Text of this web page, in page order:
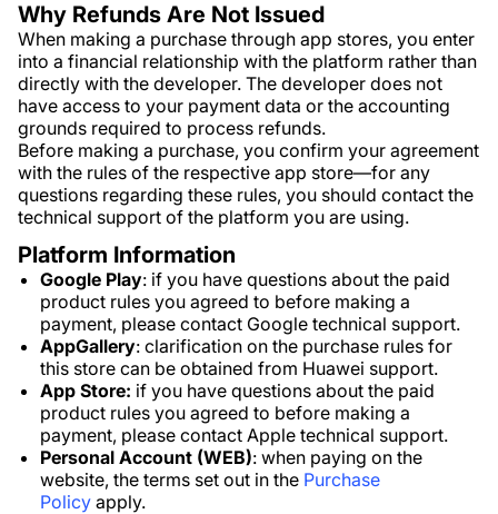
Why Refunds Are Not Issued
When making a purchase through app stores, you enter
into a financial relationship with the platform rather than
directly with the developer. The developer does not
have access to your payment data or the accounting
grounds required to process refunds.
Before making a purchase, you confirm your agreement
with the rules of the respective app store—for any
questions regarding these rules, you should contact the
technical support of the platform you are using.
Platform Information
Google Play: if you have questions about the paid
product rules you agreed to before making a
payment, please contact Google technical support.
AppGallery: clarification on the purchase rules for
this store can be obtained from Huawei support.
App Store: if you have questions about the paid
product rules you agreed to before making a
payment, please contact Apple technical support.
Personal Account (WEB): when paying on the
website, the terms set out in the Purchase
Policy apply.